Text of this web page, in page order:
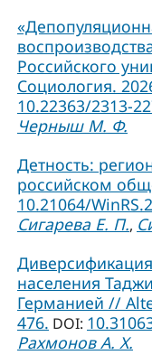
Российского
Социология.
10.22363/2313-
Черныш М. Ф.
Детность:
российском
10.21064/
Сигарева Е. П.,
населения
Германией //
476. DOI:
Рахмонов А. Х.